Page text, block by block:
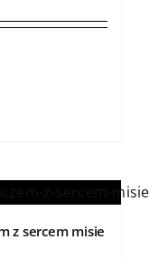
z sercem misie